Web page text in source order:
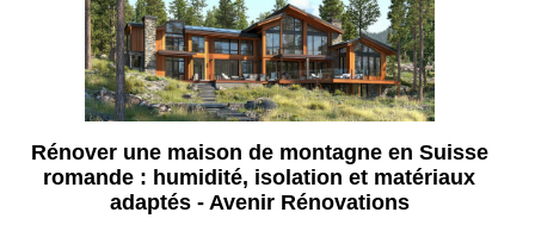
Rénover une maison de montagne en Suisse
romande : humidité, isolation et matériaux
adaptés - Avenir Rénovations